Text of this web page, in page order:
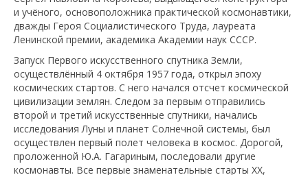
и учёного, основоположника практической космонавтики,
дважды Героя Социалистического Труда, лауреата
Ленинской премии, академика Академии наук СССР.
Запуск Первого искусственного спутника Земли,
осуществлённый 4 октября 1957 года, открыл эпоху
космических стартов. С него начался отсчет космической
цивилизации землян. Следом за первым отправились
второй и третий искусственные спутники, начались
исследования Луны и планет Солнечной системы, был
осуществлен первый полет человека в космос. Дорогой,
проложенной Ю.А. Гагариным, последовали другие
космонавты. Все первые знаменательные старты ХХ,